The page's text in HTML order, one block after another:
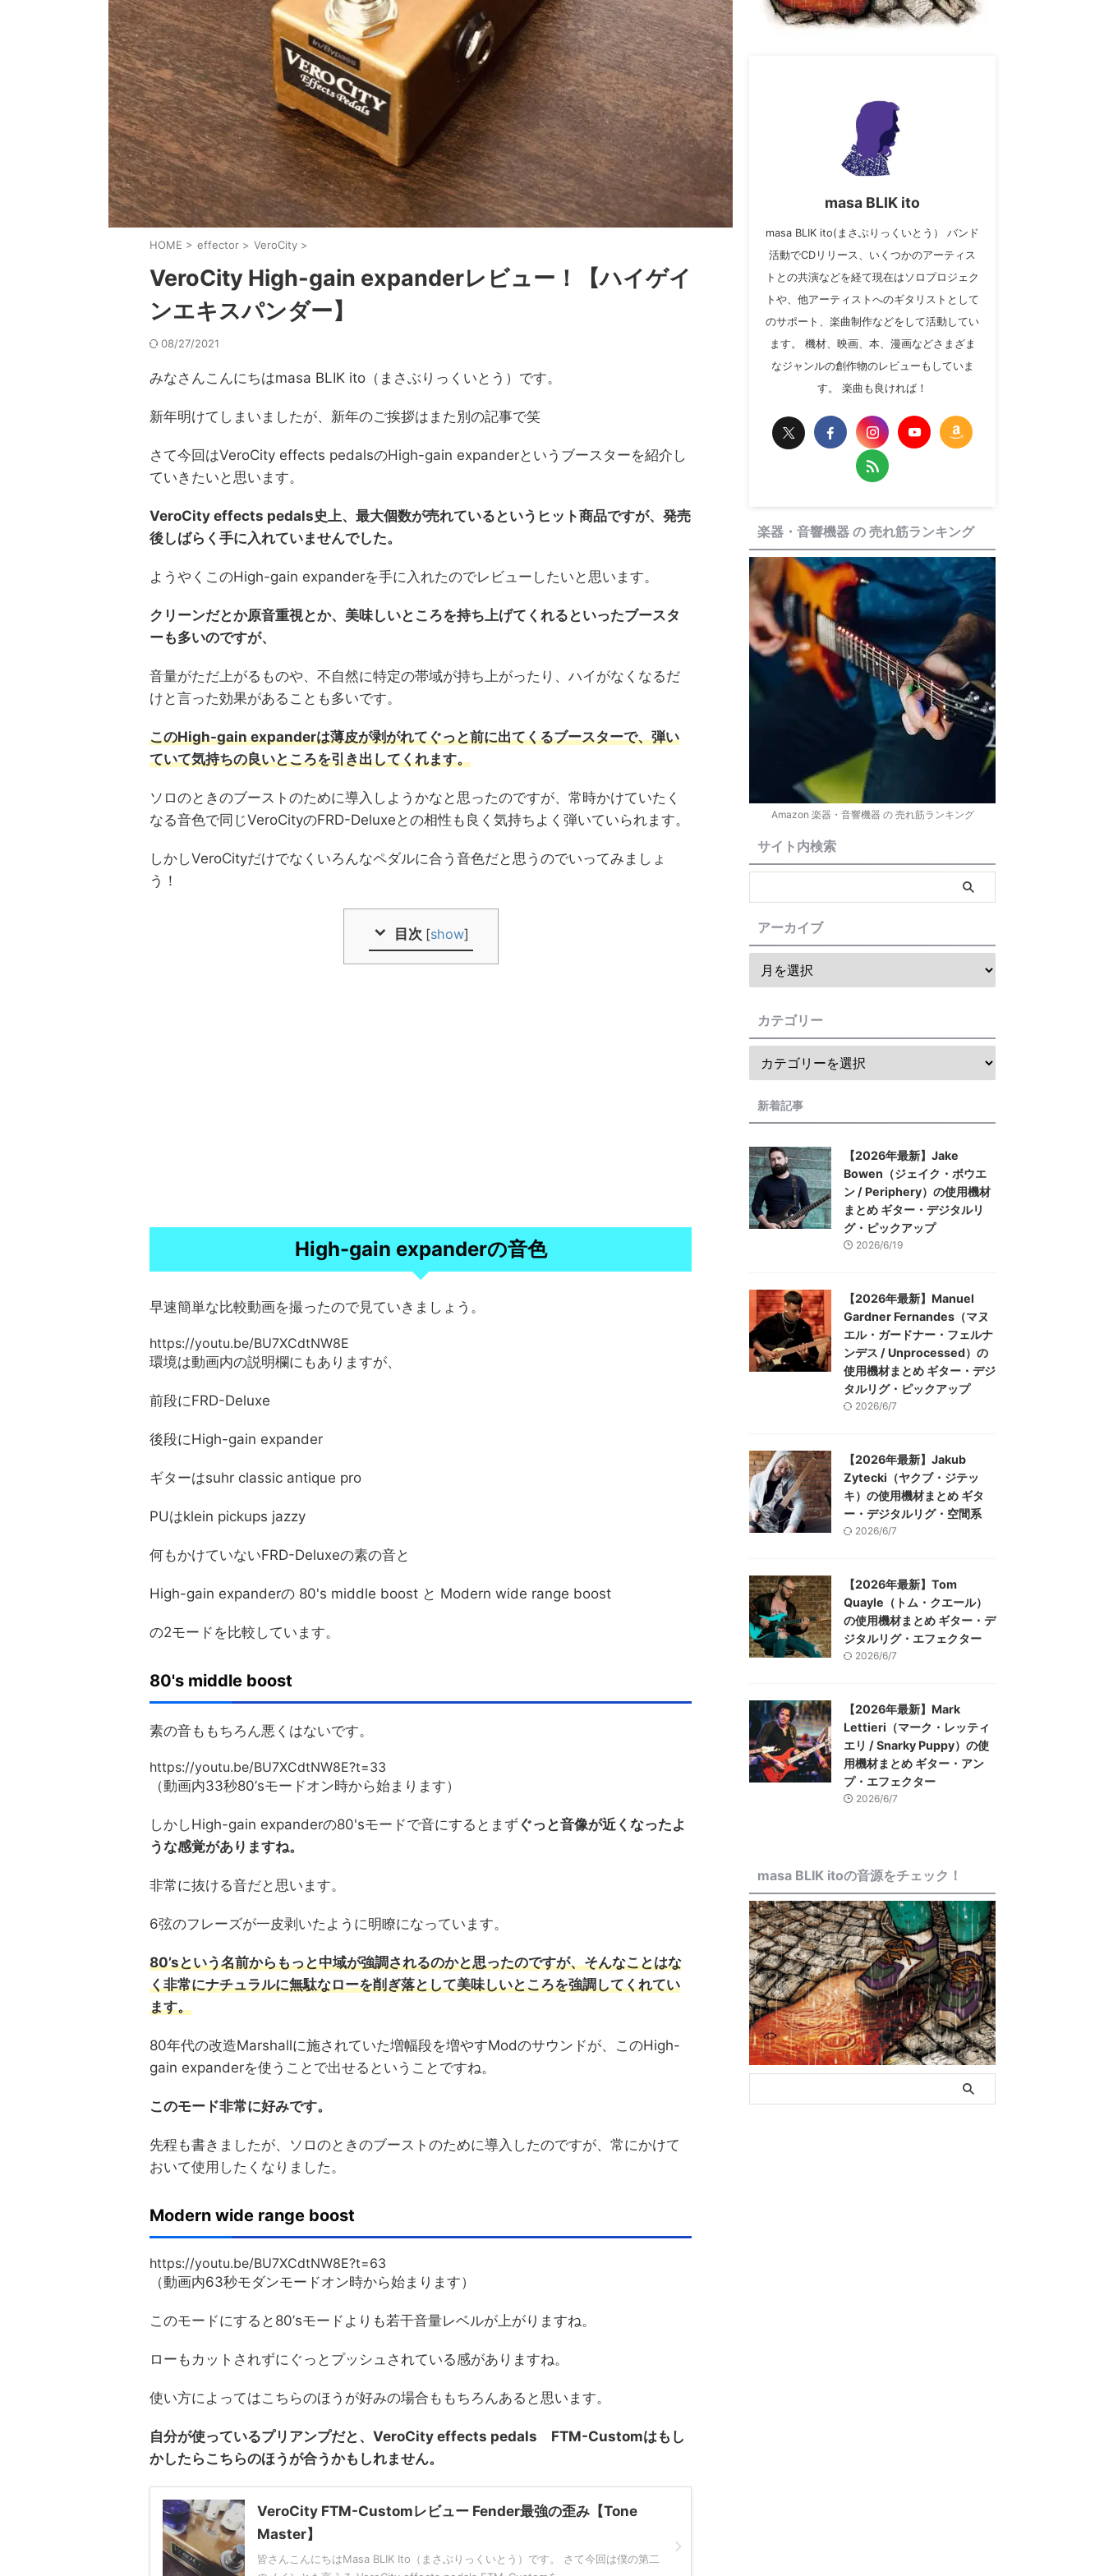
HOME > effector > VeroCity >
VeroCity High-gain expanderレビュー！【ハイゲイ
ンエキスパンダー】
08/27/2021
みなさんこんにちはmasa BLIK ito（まさぶりっくいとう）です。
新年明けてしまいましたが、新年のご挨拶はまた別の記事で笑
さて今回はVeroCity effects pedalsのHigh-gain expanderというブースターを紹介し
ていきたいと思います。
VeroCity effects pedals史上、最大個数が売れているというヒット商品ですが、発売
後しばらく手に入れていませんでした。
ようやくこのHigh-gain expanderを手に入れたのでレビューしたいと思います。
クリーンだとか原音重視とか、美味しいところを持ち上げてくれるといったブースタ
ーも多いのですが、
音量がただ上がるものや、不自然に特定の帯域が持ち上がったり、ハイがなくなるだ
けと言った効果があることも多いです。
このHigh-gain expanderは薄皮が剥がれてぐっと前に出てくるブースターで、弾い
ていて気持ちの良いところを引き出してくれます。
ソロのときのブーストのために導入しようかなと思ったのですが、常時かけていたく
なる音色で同じVeroCityのFRD-Deluxeとの相性も良く気持ちよく弾いていられます。
しかしVeroCityだけでなくいろんなペダルに合う音色だと思うのでいってみましょ
う！
目次 [show]
High-gain expanderの音色
早速簡単な比較動画を撮ったので見ていきましょう。
https://youtu.be/BU7XCdtNW8E
環境は動画内の説明欄にもありますが、
前段にFRD-Deluxe
後段にHigh-gain expander
ギターはsuhr classic antique pro
PUはklein pickups jazzy
何もかけていないFRD-Deluxeの素の音と
High-gain expanderの 80's middle boost と Modern wide range boost
の2モードを比較しています。
80's middle boost
素の音ももちろん悪くはないです。
https://youtu.be/BU7XCdtNW8E?t=33
（動画内33秒80’sモードオン時から始まります）
しかしHigh-gain expanderの80'sモードで音にするとまず ぐっと音像が近くなったよ
うな感覚がありますね。
非常に抜ける音だと思います。
6弦のフレーズが一皮剥いたように明瞭になっています。
80’sという名前からもっと中域が強調されるのかと思ったのですが、そんなことはな
く非常にナチュラルに無駄なローを削ぎ落として美味しいところを強調してくれてい
ます。
80年代の改造Marshallに施されていた増幅段を増やすModのサウンドが、このHigh-
gain expanderを使うことで出せるということですね。
このモード非常に好みです。
先程も書きましたが、ソロのときのブーストのために導入したのですが、常にかけて
おいて使用したくなりました。
Modern wide range boost
https://youtu.be/BU7XCdtNW8E?t=63
（動画内63秒モダンモードオン時から始まります）
このモードにすると80’sモードよりも若干音量レベルが上がりますね。
ローもカットされずにぐっとプッシュされている感がありますね。
使い方によってはこちらのほうが好みの場合ももちろんあると思います。
自分が使っているプリアンプだと、VeroCity effects pedals FTM-Customはもし
かしたらこちらのほうが合うかもしれません。
VeroCity FTM-Customレビュー Fender最強の歪み【Tone
Master】
皆さんこんにちはMasa BLIK Ito（まさぶりっくいとう）です。 さて今回は僕の第二
masa BLIK ito
masa BLIK ito(まさぶりっくいとう） バンド
活動でCDリリース、いくつかのアーティス
トとの共演などを経て現在はソロプロジェク
トや、他アーティストへのギタリストとして
のサポート、楽曲制作などをして活動してい
ます。 機材、映画、本、漫画などさまざま
なジャンルの創作物のレビューもしていま
す。 楽曲も良ければ！
楽器・音響機器 の 売れ筋ランキング
Amazon 楽器・音響機器 の 売れ筋ランキング
サイト内検索
アーカイブ
カテゴリー
新着記事
【2026年最新】Jake
Bowen（ジェイク・ボウエ
ン / Periphery）の使用機材
まとめ ギター・デジタルリ
グ・ピックアップ
2026/6/19
【2026年最新】Manuel
Gardner Fernandes（マヌ
エル・ガードナー・フェルナ
ンデス / Unprocessed）の
使用機材まとめ ギター・デジ
タルリグ・ピックアップ
2026/6/7
【2026年最新】Jakub
Zytecki（ヤクブ・ジテッ
キ）の使用機材まとめ ギタ
ー・デジタルリグ・空間系
2026/6/7
【2026年最新】Tom
Quayle（トム・クエール）
の使用機材まとめ ギター・デ
ジタルリグ・エフェクター
2026/6/7
【2026年最新】Mark
Lettieri（マーク・レッティ
エリ / Snarky Puppy）の使
用機材まとめ ギター・アン
プ・エフェクター
2026/6/7
masa BLIK itoの音源をチェック！